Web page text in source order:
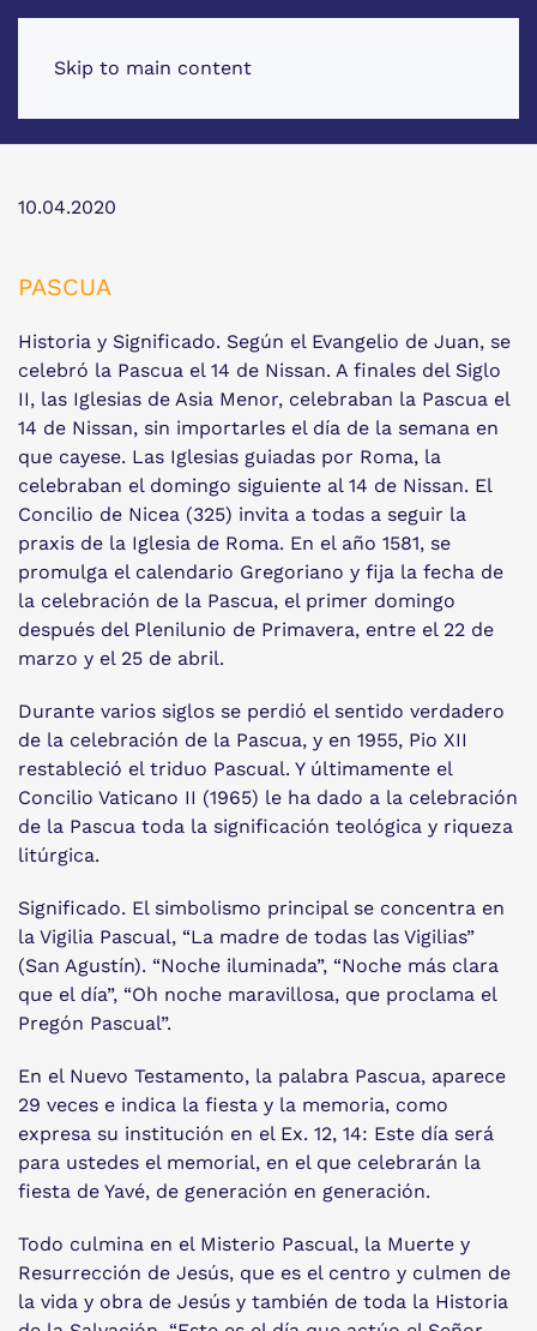
Skip to main content
10.04.2020
PASCUA
Historia y Significado. Según el Evangelio de Juan, se
celebró la Pascua el 14 de Nissan. A finales del Siglo
II, las Iglesias de Asia Menor, celebraban la Pascua el
14 de Nissan, sin importarles el día de la semana en
que cayese. Las Iglesias guiadas por Roma, la
celebraban el domingo siguiente al 14 de Nissan. El
Concilio de Nicea (325) invita a todas a seguir la
praxis de la Iglesia de Roma. En el año 1581, se
promulga el calendario Gregoriano y fija la fecha de
la celebración de la Pascua, el primer domingo
después del Plenilunio de Primavera, entre el 22 de
marzo y el 25 de abril.
Durante varios siglos se perdió el sentido verdadero
de la celebración de la Pascua, y en 1955, Pio XII
restableció el triduo Pascual. Y últimamente el
Concilio Vaticano II (1965) le ha dado a la celebración
de la Pascua toda la significación teológica y riqueza
litúrgica.
Significado. El simbolismo principal se concentra en
la Vigilia Pascual, “La madre de todas las Vigilias”
(San Agustín). “Noche iluminada”, “Noche más clara
que el día”, “Oh noche maravillosa, que proclama el
Pregón Pascual”.
En el Nuevo Testamento, la palabra Pascua, aparece
29 veces e indica la fiesta y la memoria, como
expresa su institución en el Ex. 12, 14: Este día será
para ustedes el memorial, en el que celebrarán la
fiesta de Yavé, de generación en generación.
Todo culmina en el Misterio Pascual, la Muerte y
Resurrección de Jesús, que es el centro y culmen de
la vida y obra de Jesús y también de toda la Historia